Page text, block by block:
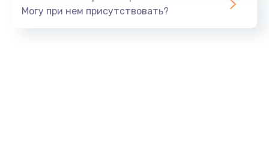
Могу при нем присутствовать?